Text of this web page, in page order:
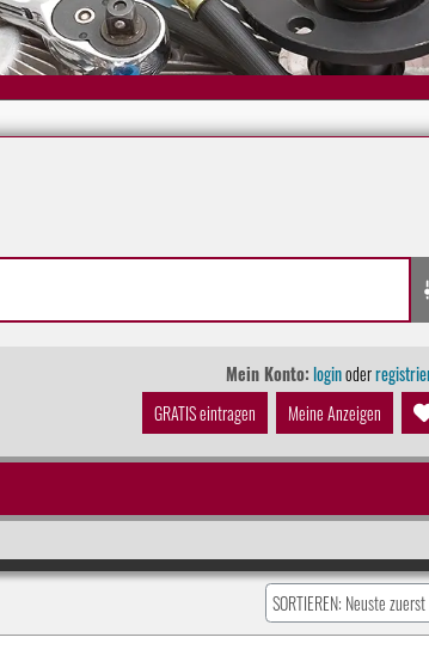
Mein Konto: loginoder
GRATIS eintragen
Meine Anzeigen
SORTIEREN: Neuste zuerst